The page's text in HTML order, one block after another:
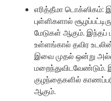
எரித்தீமா டொக்ஸிகம்:
புள்ளிகளால்
மேடுகள் ஆகும்.
உள்ளங்கால் தவிர
இவை முதல் ஒன்று
மறைந்துவிடவேண்டும்.
குழந்தைகளில்
ஆகும்.